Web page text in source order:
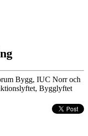
Bygg, IUC Norr och
Bygglyftet